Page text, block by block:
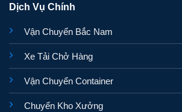
Dịch Vụ Chính
Vận Chuyển Bắc Nam
Xe Tải Chở Hàng
Vận Chuyển Container
Chuyển Kho Xưởng